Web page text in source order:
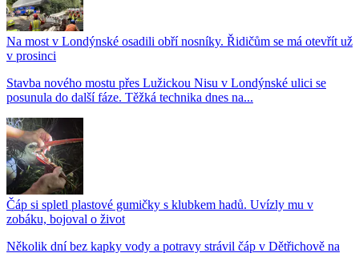
Na most v Londýnské osadili obří nosníky. Řidičům se má otevřít už
v prosinci
Stavba nového mostu přes Lužickou Nisu v Londýnské ulici se
posunula do další fáze. Těžká technika dnes na...
Čáp si spletl plastové gumičky s klubkem hadů. Uvízly mu v
zobáku, bojoval o život
Několik dní bez kapky vody a potravy strávil čáp v Dětřichově na